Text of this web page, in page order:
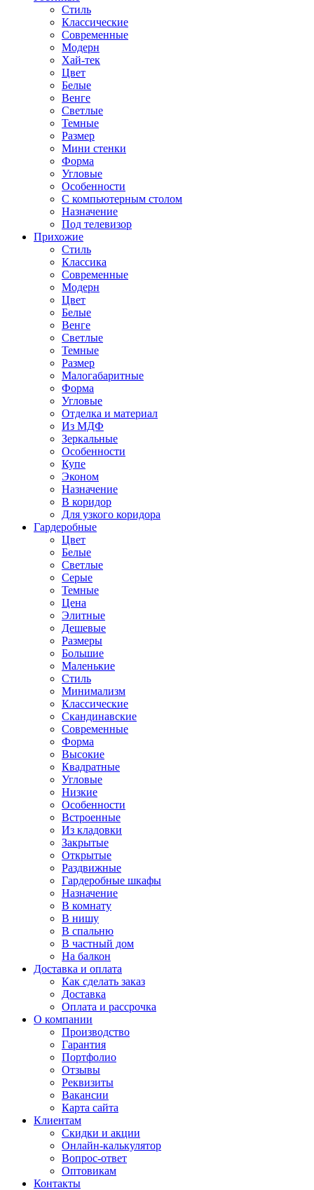
Стиль
Классические
Современные
Модерн
Хай-тек
Цвет
Белые
Венге
Светлые
Темные
Размер
Мини стенки
Форма
Угловые
Особенности
С компьютерным столом
Назначение
Под телевизор
Прихожие
Стиль
Классика
Современные
Модерн
Цвет
Белые
Венге
Светлые
Темные
Размер
Малогабаритные
Форма
Угловые
Отделка и материал
Из МДФ
Зеркальные
Особенности
Купе
Эконом
Назначение
В коридор
Для узкого коридора
Гардеробные
Цвет
Белые
Светлые
Серые
Темные
Цена
Элитные
Дешевые
Размеры
Большие
Маленькие
Стиль
Минимализм
Классические
Скандинавские
Современные
Форма
Высокие
Квадратные
Угловые
Низкие
Особенности
Встроенные
Из кладовки
Закрытые
Открытые
Раздвижные
Гардеробные шкафы
Назначение
В комнату
В нишу
В спальню
В частный дом
На балкон
Доставка и оплата
Как сделать заказ
Доставка
Оплата и рассрочка
О компании
Производство
Гарантия
Портфолио
Отзывы
Реквизиты
Вакансии
Карта сайта
Клиентам
Скидки и акции
Онлайн-калькулятор
Вопрос-ответ
Оптовикам
Контакты